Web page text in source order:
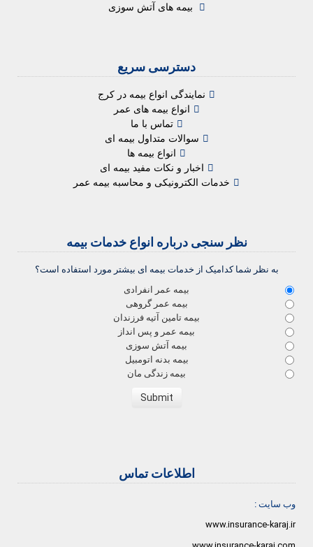
بیمه های آتش سوزی
دسترسی سریع
نمایندگی انواع بیمه در کرج
انواع بیمه های عمر
تماس با ما
سوالات متداول بیمه ای
انواع بیمه ها
اخبار و نکات مفید بیمه ای
خدمات الکترونیکی و محاسبه بیمه عمر
نظر سنجی درباره انواع خدمات بیمه
به نظر شما کدامیک از خدمات بیمه ای بیشتر مورد استفاده است؟
بیمه عمر انفرادی
بیمه عمر گروهی
بیمه تامین آتیه فرزندان
بیمه عمر و پس انداز
بیمه آتش سوزی
بیمه بدنه اتومبیل
بیمه زندگی مان
اطلاعات تماس
وب سایت :
www.insurance-karaj.ir